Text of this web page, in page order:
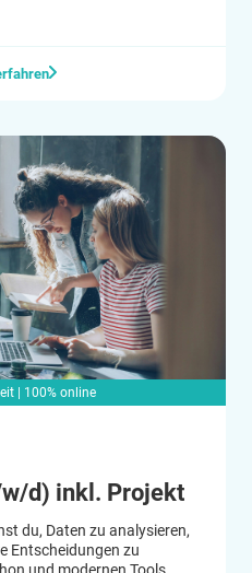
| 100% online
d) inkl. Projekt
du, Daten zu analysieren,
Entscheidungen zu